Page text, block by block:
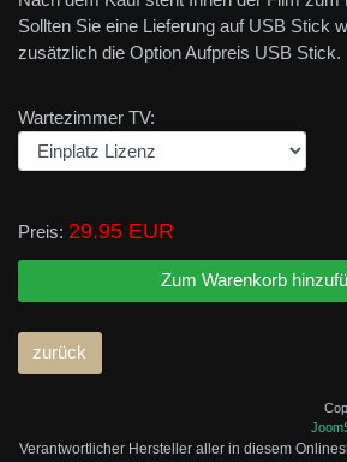
Sollten Sie eine Lieferung auf USB Stick
zusätzlich die Option Aufpreis USB Stick.
Wartezimmer TV:
Preis: 29.95 EUR
Verantwortlicher Hersteller aller in diesem